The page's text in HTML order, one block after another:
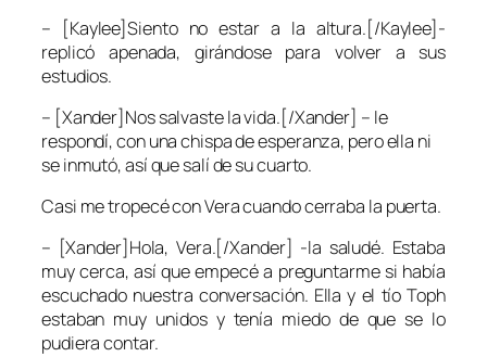
– [Kaylee]Siento no estar a la altura.[/Kaylee]-
replicó apenada, girándose para volver a sus
estudios.
– [Xander]Nos salvaste la vida.[/Xander] – le
respondí, con una chispa de esperanza, pero ella ni
se inmutó, así que salí de su cuarto.
Casi me tropecé con Vera cuando cerraba la puerta.
– [Xander]Hola, Vera.[/Xander] -la saludé. Estaba
muy cerca, así que empecé a preguntarme si había
escuchado nuestra conversación. Ella y el tío Toph
estaban muy unidos y tenía miedo de que se lo
pudiera contar.